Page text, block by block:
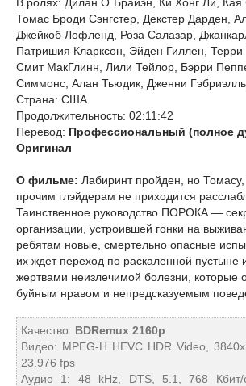
Томас Броди Сэнгстер, Декстер Дарден,
Джейкоб Лофленд, Роза Салазар,
Патришия Кларксон, Эйден Гиллен, Терри
Смит МакГлинн, Лили Тейлор, Бэрри
Симмонс, Алан Тьюдик, Дженни
Страна: США
Продолжительность: 02:11:42
Перевод: Профессиональный (полное
Оригинал
О фильме: Лабиринт пройден, но
прочим глэйдерам не приходится
Таинственное руководство ПОРОКА —
организации, устроившей гонки на
ребятам новые, смертельно опасные
их ждет переход по раскаленной пустыне
жертвами неизлечимой болезни, которые
буйным нравом и непредсказуемым
Качество: BDRemux 2160p
Видео: MPEG-H HEVC HDR Video,
23.976 fps
Аудио 1: 48 kHz, DTS, 5.1, 768 Кбит/